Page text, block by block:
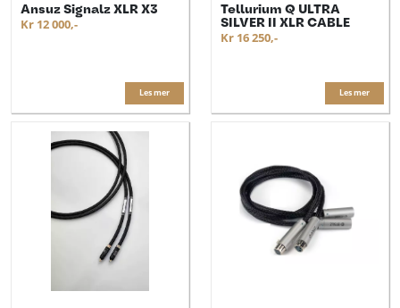
Ansuz Signalz XLR X3
Kr 12 000,-
Les mer
Tellurium Q ULTRA
SILVER II XLR CABLE
Kr 16 250,-
Les mer